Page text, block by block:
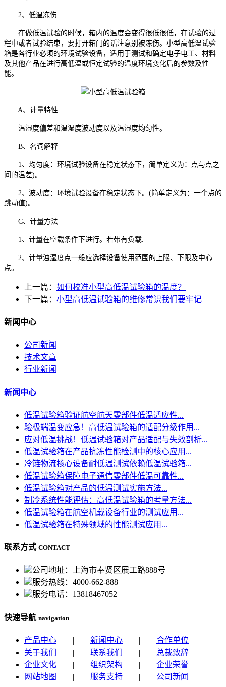
2、低温冻伤
在做低温试验的时候，箱内的温度会变得很低很低，在试验的过
程中或者试验结束，要打开箱门的话注意别被冻伤。小型高低温试验
箱是各行业必须的环境试验设备，适用于测试和确定电子电工、材料
及其他产品在进行高低温或恒定试验的温度环境变化后的参数及性
能。
A、计量特性
温湿度偏差和温湿度波动度以及温湿度均匀性。
B、名词解释
1、均匀度：环境试验设备在稳定状态下，简单定义为：点与点之
间的温差)。
2、波动度：环境试验设备在稳定状态下。(简单定义为：一个点的
跳动值)。
C、计量方法
1、计量在空载条件下进行。若带有负载.
2、计量浊湿度点一般应选择设备使用范围的上限、下限及中心
点。
上一篇： 如何校准小型高低温试验箱的温度？
下一篇： 小型高低温试验箱的维修常识我们要牢记
新闻中心
公司新闻
技术文章
行业新闻
新闻中心
低温试验箱验证航空航天零部件低温适应性...
验极端温变应急！高低温试验箱的适配分级作用...
应对低温挑战！低温试验箱对产品适配与失效剖析...
低温试验箱在产品抗冻性能检测中的核心应用...
冷链物流核心设备耐低温测试依赖低温试验箱...
低温试验箱保障电子通信零部件低温可靠性...
低温试验箱对产品的低温测试实施方法...
制冷系统性能评估：高低温试验箱的考量方法...
低温试验箱在航空机载设备行业的测试应用...
低温试验箱在特殊领域的性能测试应用...
联系方式 CONTACT
公司地址：上海市奉贤区展工路888号
服务热线：4000-662-888
服务电话：13818467052
快速导航 navigation
产品中心 | 新闻中心 | 合作单位
关于我们
| 联系我们 | 总裁致辞
企业文化 | 组织架构 | 企业荣誉
网站地图
| 服务支持 | 公司新闻